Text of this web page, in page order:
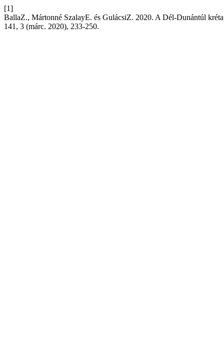
[1]
BallaZ., Mártonné SzalayE. és GulácsiZ. 2020. A Dél-Dunántúl
141, 3 (márc. 2020), 233-250.